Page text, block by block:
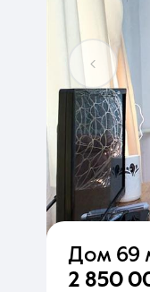
г.
О
Дом 69
2 850